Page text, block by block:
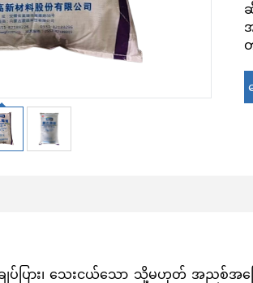
ျပ်ပြား၊ သေးငယ်သော သို့မဟုတ် အညစ်